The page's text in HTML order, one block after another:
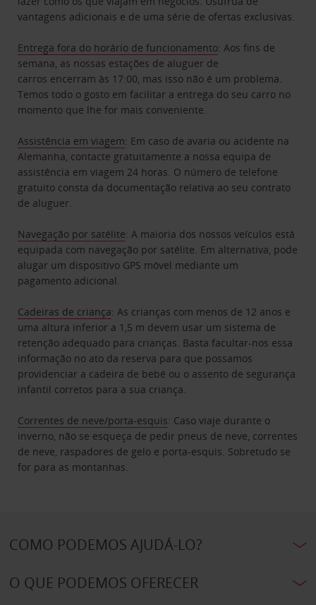
vantagens adicionais e de uma série de ofertas exclusivas.
Entrega fora do horário de funcionamento: Aos fins de
semana, as nossas estações de aluguer de
carros encerram às 17:00, mas isso não é um problema.
Temos todo o gosto em facilitar a entrega do seu carro no
momento que lhe for mais conveniente.
Assistência em viagem: Em caso de avaria ou acidente na
Alemanha, contacte gratuitamente a nossa equipa de
assistência em viagem 24 horas. O número de telefone
gratuito consta da documentação relativa ao seu contrato
de aluguer.
Navegação por satélite: A maioria dos nossos veículos está
equipada com navegação por satélite. Em alternativa, pode
alugar um dispositivo GPS móvel mediante um
pagamento adicional.
Cadeiras de criança: As crianças com menos de 12 anos e
uma altura inferior a 1,5 m devem usar um sistema de
retenção adequado para crianças. Basta facultar-nos essa
informação no ato da reserva para que possamos
providenciar a cadeira de bebé ou o assento de segurança
infantil corretos para a sua criança.
Correntes de neve/porta-esquis: Caso viaje durante o
inverno, não se esqueça de pedir pneus de neve, correntes
de neve, raspadores de gelo e porta-esquis. Sobretudo se
for para as montanhas.
COMO PODEMOS AJUDÁ-LO?
O QUE PODEMOS OFERECER